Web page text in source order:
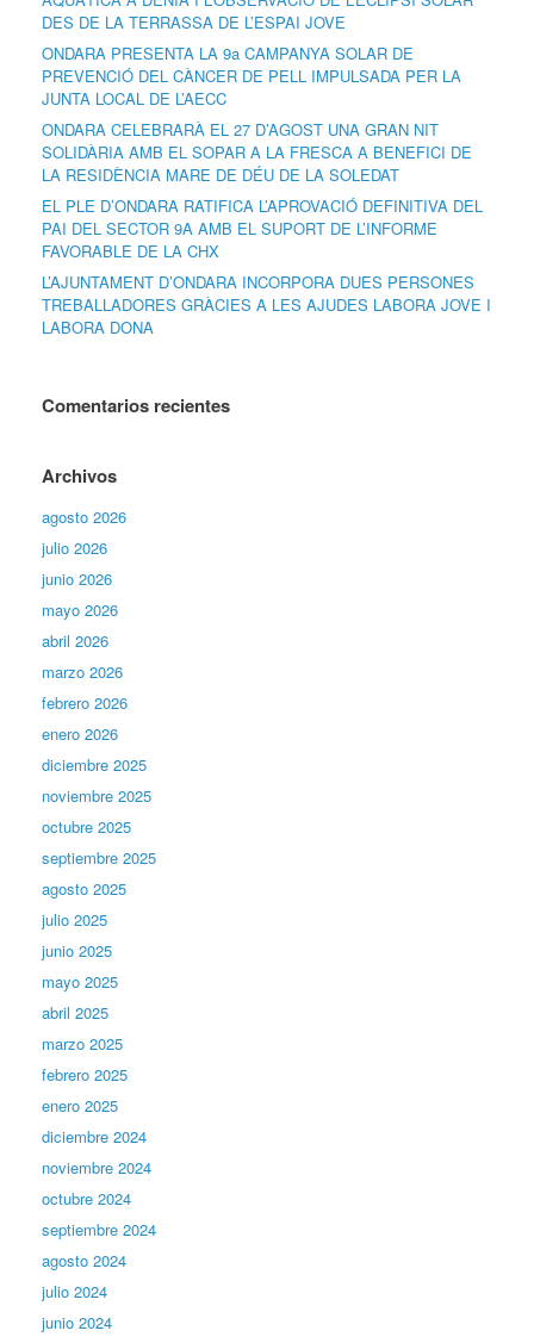
DES DE LA TERRASSA DE L’ESPAI JOVE
ONDARA PRESENTA LA 9a CAMPANYA SOLAR DE
PREVENCIÓ DEL CÀNCER DE PELL IMPULSADA PER LA
JUNTA LOCAL DE L’AECC
ONDARA CELEBRARÀ EL 27 D’AGOST UNA GRAN NIT
SOLIDÀRIA AMB EL SOPAR A LA FRESCA A BENEFICI DE
LA RESIDÈNCIA MARE DE DÉU DE LA SOLEDAT
EL PLE D’ONDARA RATIFICA L’APROVACIÓ DEFINITIVA DEL
PAI DEL SECTOR 9A AMB EL SUPORT DE L’INFORME
FAVORABLE DE LA CHX
L’AJUNTAMENT D’ONDARA INCORPORA DUES PERSONES
TREBALLADORES GRÀCIES A LES AJUDES LABORA JOVE I
LABORA DONA
Comentarios recientes
Archivos
agosto 2026
julio 2026
junio 2026
mayo 2026
abril 2026
marzo 2026
febrero 2026
enero 2026
diciembre 2025
noviembre 2025
octubre 2025
septiembre 2025
agosto 2025
julio 2025
junio 2025
mayo 2025
abril 2025
marzo 2025
febrero 2025
enero 2025
diciembre 2024
noviembre 2024
octubre 2024
septiembre 2024
agosto 2024
julio 2024
junio 2024